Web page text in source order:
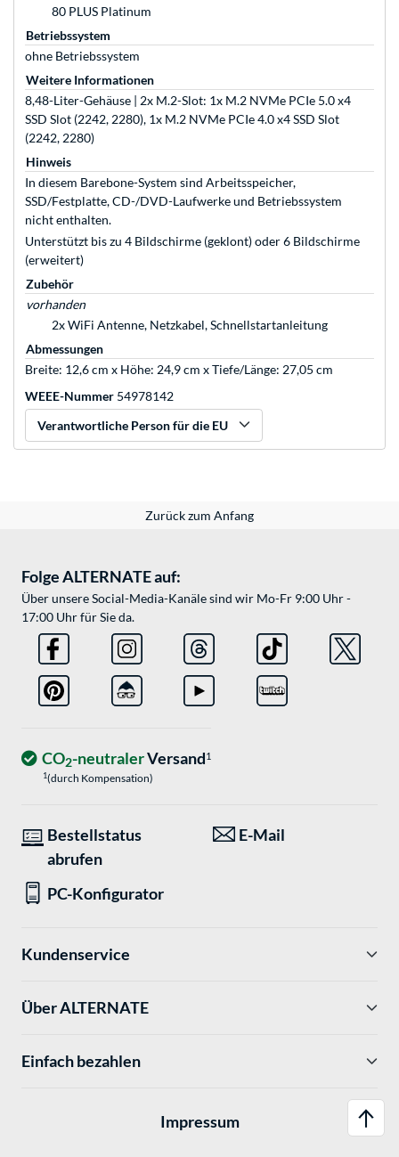
80 PLUS Platinum
Betriebssystem
ohne Betriebssystem
Weitere Informationen
8,48-Liter-Gehäuse | 2x M.2-Slot: 1x M.2 NVMe PCIe 5.0 x4
SSD Slot (2242, 2280), 1x M.2 NVMe PCIe 4.0 x4 SSD Slot
(2242, 2280)
Hinweis
In diesem Barebone-System sind Arbeitsspeicher,
SSD/Festplatte, CD-/DVD-Laufwerke und Betriebssystem
nicht enthalten.
Unterstützt bis zu 4 Bildschirme (geklont) oder 6 Bildschirme
(erweitert)
Zubehör
vorhanden
2x WiFi Antenne, Netzkabel, Schnellstartanleitung
Abmessungen
Breite: 12,6 cm x Höhe: 24,9 cm x Tiefe/Länge: 27,05 cm
WEEE-Nummer 54978142
Verantwortliche Person für die EU
Zurück zum Anfang
Folge ALTERNATE auf:
Über unsere Social-Media-Kanäle sind wir Mo-Fr 9:00 Uhr -
17:00 Uhr für Sie da.
CO2-neutralerVersand1
1(durch Kompensation)
Bestellstatus
abrufen
E-Mail
PC-Konfigurator
Kundenservice
Über ALTERNATE
Einfach bezahlen
Impressum